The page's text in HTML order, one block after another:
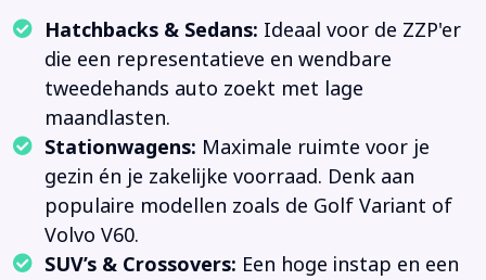
Hatchbacks & Sedans: Ideaal voor de ZZP'er
die een representatieve en wendbare
tweedehands auto zoekt met lage
maandlasten.
Stationwagens: Maximale ruimte voor je
gezin én je zakelijke voorraad. Denk aan
populaire modellen zoals de Golf Variant of
Volvo V60.
SUV’s & Crossovers: Een hoge instap en een